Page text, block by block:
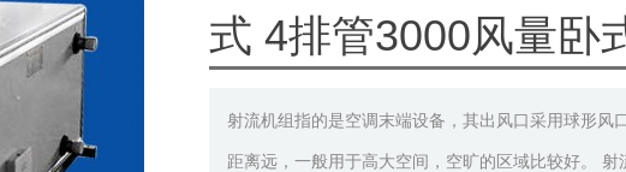
式 4排管3000风量卧
射流机组指的是空调末端设备，其出风口采用球形风
距离远，一般用于高大空间，空旷的区域比较好。